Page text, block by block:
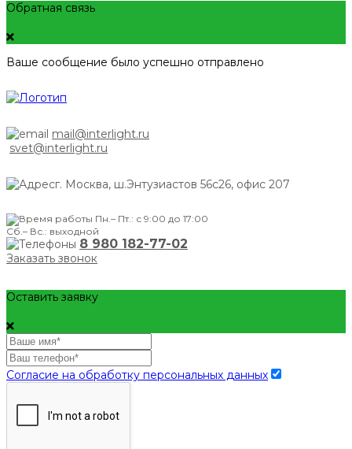
Обратная связь
Ваше сообщение было успешно отправлено
mail@interlight.ru
svet@interlight.ru
г. Москва, ш.Энтузиастов 56с26, офис 207
Пн.– Пт.: с 9:00 до 17:00
Сб.– Вс.: выходной
8 980 182-77-02
Заказать звонок
Оставить заявку
Согласие на обработку персональных данных